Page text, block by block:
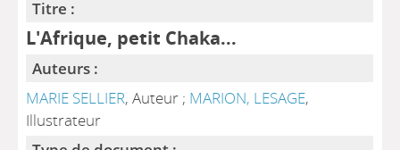
Titre :
L'Afrique, petit Chaka...
Auteurs :
MARIE SELLIER, Auteur ; MARION, LESAGE,
Illustrateur